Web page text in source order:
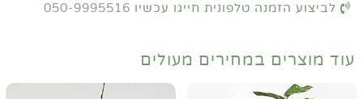
לביצוע הזמנה טלפונית חייגו עכשיו 050-9995516
עוד מוצרים במחירים מעולים